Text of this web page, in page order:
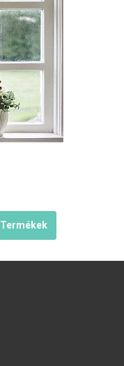
Termékek